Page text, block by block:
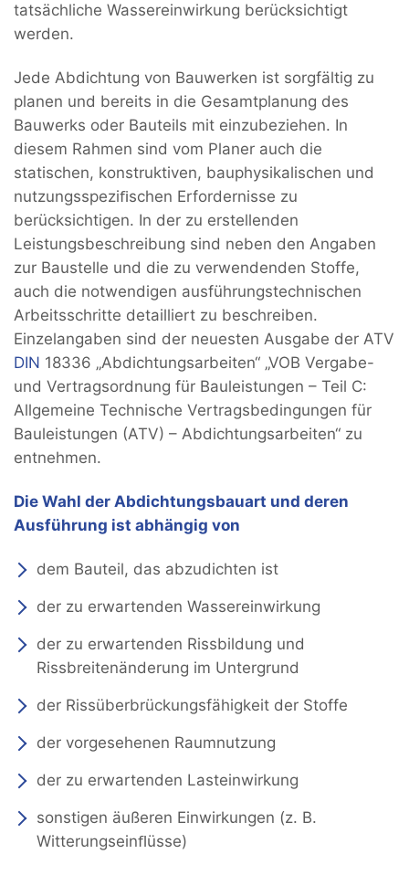
tatsächliche Wassereinwirkung berücksichtigt
werden.
Jede Abdichtung von Bauwerken ist sorgfältig zu
planen und bereits in die Gesamtplanung des
Bauwerks oder Bauteils mit einzubeziehen. In
diesem Rahmen sind vom Planer auch die
statischen, konstruktiven, bauphysikalischen und
nutzungsspeziﬁschen Erfordernisse zu
berücksichtigen. In der zu erstellenden
Leistungsbeschreibung sind neben den Angaben
zur Baustelle und die zu verwendenden Stoffe,
auch die notwendigen ausführungstechnischen
Arbeitsschritte detailliert zu beschreiben.
Einzelangaben sind der neuesten Ausgabe der ATV
DIN 18336 „Abdichtungsarbeiten“ „VOB Vergabe-
und Vertragsordnung für Bauleistungen – Teil C:
Allgemeine Technische Vertragsbedingungen für
Bauleistungen (ATV) – Abdichtungsarbeiten“ zu
entnehmen.
Die Wahl der Abdichtungsbauart und deren
Ausführung ist abhängig von
dem Bauteil, das abzudichten ist
der zu erwartenden Wassereinwirkung
der zu erwartenden Rissbildung und
Rissbreitenänderung im Untergrund
der Rissüberbrückungsfähigkeit der Stoffe
der vorgesehenen Raumnutzung
der zu erwartenden Lasteinwirkung
sonstigen äußeren Einwirkungen (z. B.
Witterungseinﬂüsse)